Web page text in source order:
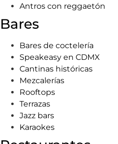
Antros con reggaetón
Bares
Bares de coctelería
Speakeasy en CDMX
Cantinas históricas
Mezcalerías
Rooftops
Terrazas
Jazz bars
Karaokes